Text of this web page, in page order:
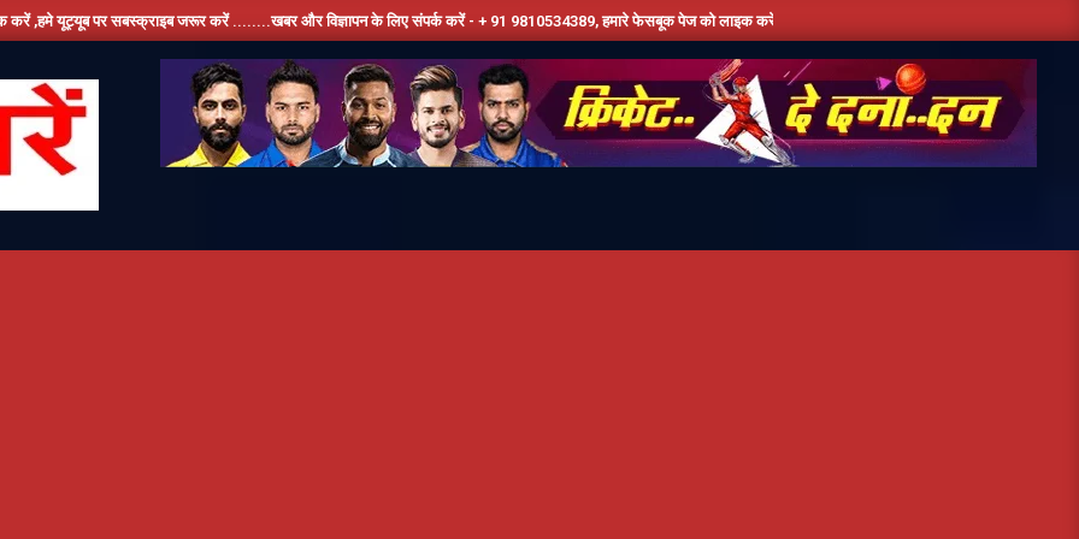
सबस्क्राइब जरूर करें ........खबर और विज्ञापन के लिए संपर्क करें - + 91 9810534389, हमारे फेसबूक पेज को लाइक करें ,हमे यूट्यूब पर सबस्क्राइब जरूर करें,दिन भर की तमाम छोटी बड़ी